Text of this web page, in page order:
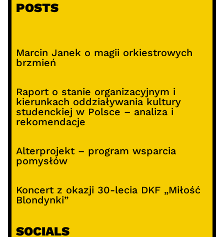
POSTS
Marcin Janek o magii orkiestrowych
brzmień
Raport o stanie organizacyjnym i
kierunkach oddziaływania kultury
studenckiej w Polsce – analiza i
rekomendacje
Alterprojekt – program wsparcia
pomysłów
Koncert z okazji 30-lecia DKF „Miłość
Blondynki”
SOCIALS